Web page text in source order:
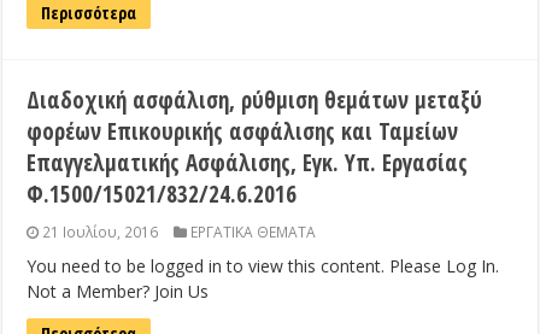
Περισσότερα
Διαδοχική ασφάλιση, ρύθμιση θεμάτων μεταξύ
φορέων Επικουρικής ασφάλισης και Ταμείων
Επαγγελματικής Ασφάλισης, Εγκ. Υπ. Εργασίας
Φ.1500/15021/832/24.6.2016
21 Ιουλίου, 2016 ΕΡΓΑΤΙΚΑ ΘΕΜΑΤΑ
You need to be logged in to view this content. Please Log In.
Not a Member? Join Us